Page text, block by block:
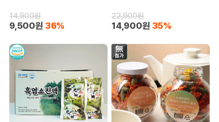
14,900원
9,500원 36%
22,900원
14,900원 35%